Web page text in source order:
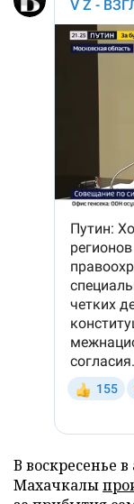
В воскресенье
Махачкалы